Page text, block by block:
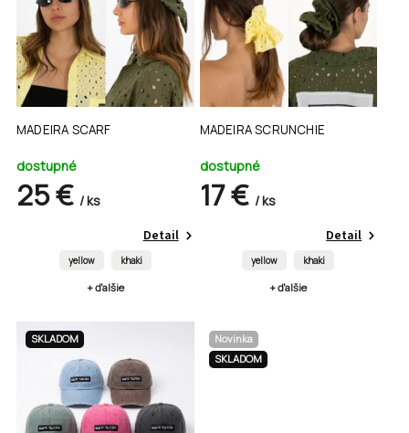
MADEIRA SCARF
dostupné
25 € / ks
Detail
yellow khaki
+ ďalšie
MADEIRA SCRUNCHIE
dostupné
17 € / ks
Detail
yellow khaki
+ ďalšie
SKLADOM
Novinka
SKLADOM